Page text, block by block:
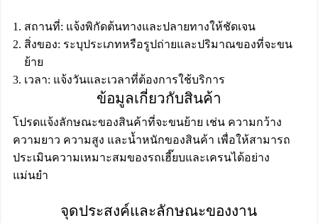
สถานที่: แจ้งพิกัดต้นทางและปลายทางให้ชัดเจน
สิ่งของ: ระบุประเภทหรือรูปถ่ายและปริมาณของที่จะขน
ย้าย
เวลา: แจ้งวันและเวลาที่ต้องการใช้บริการ
ข้อมูลเกี่ยวกับสินค้า
โปรดแจ้งลักษณะของสินค้าที่จะขนย้าย เช่น ความกว้าง
ความยาว ความสูง และน้ำหนักของสินค้า เพื่อให้สามารถ
ประเมินความเหมาะสมของรถเฮี๊ยบและเครนได้อย่าง
แม่นยำ
จุดประสงค์และลักษณะของงาน